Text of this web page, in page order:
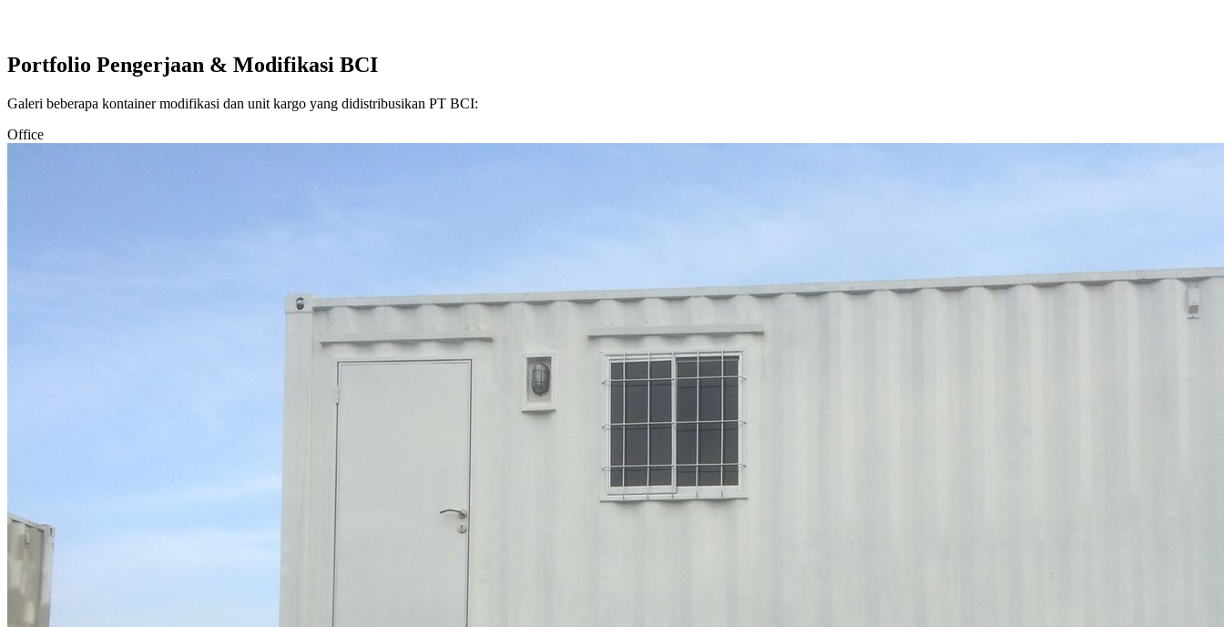
Portfolio Pengerjaan & Modifikasi BCI
Galeri beberapa kontainer modifikasi dan unit kargo yang didistribusikan PT BCI:
Office